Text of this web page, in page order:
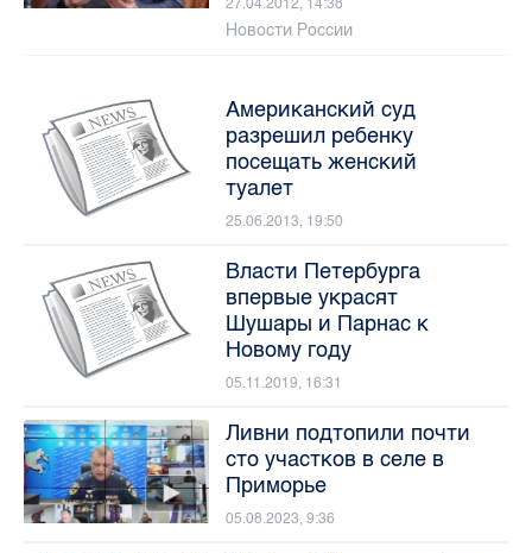
Новости России
Американский суд
разрешил ребенку
посещать женский
туалет
25.06.2013, 19:50
Власти Петербурга
впервые украсят
Шушары и Парнас к
Новому году
05.11.2019, 16:31
Ливни подтопили почти
сто участков в селе в
Приморье
05.08.2023, 9:36